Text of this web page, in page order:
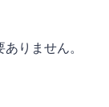
りません。